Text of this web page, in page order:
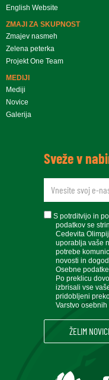
English Website
ZMAJI ZA SKUPNOST
Zmajev nasmeh
Zelena peterka
Projekt One Team
MEDIJI
Mediji
Novice
Galerija
Sveže v
soglasje
S potrditvijo in
podatkov se
Cedevita
uporablja vaše
potrebe
novosti in
Osebne
Po preklicu
izbrisali vse
pridobljeni
Varstvo